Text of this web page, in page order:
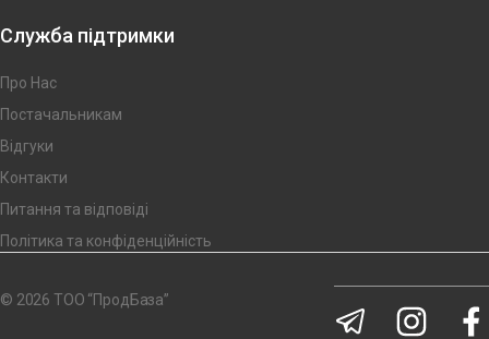
Служба підтримки
Про Нас
Постачальникам
Відгуки
Контакти
Питання та відповіді
Політика та конфіденційність
© 2026 ТОО “ПродБаза”